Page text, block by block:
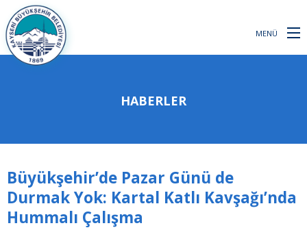
MENÜ
HABERLER
Büyükşehir’de Pazar Günü de
Durmak Yok: Kartal Katlı Kavşağı’nda
Hummalı Çalışma